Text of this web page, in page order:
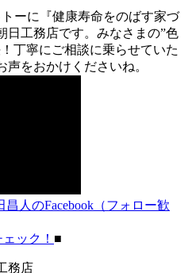
ーに『健康寿命をのばす家づ
日工務店です。みなさまの”色
丁寧にご相談に乗らせていた
をおかけくださいね。
人のFacebook（フォロー歓
ック！ ■
務店